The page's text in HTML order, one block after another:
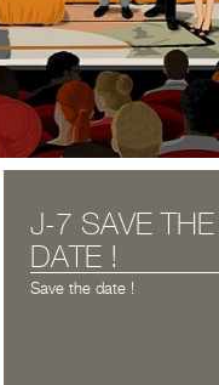
J-7 SAVE THE
DATE !
Save the date !